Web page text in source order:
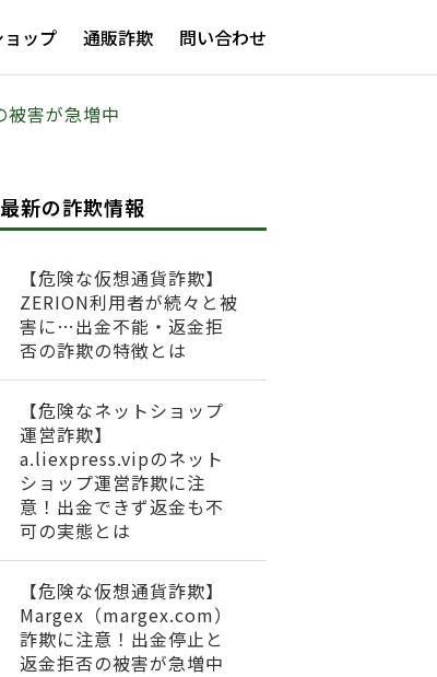
ョップ 通販詐欺 問い合わせ
害が急増中
最新の詐欺情報
【危険な仮想通貨詐欺】
ZERION利用者が続々と被
害に…出金不能・返金拒
否の詐欺の特徴とは
【危険なネットショップ
運営詐欺】
a.liexpress.vipのネット
ショップ運営詐欺に注
意！出金できず返金も不
可の実態とは
【危険な仮想通貨詐欺】
Margex（margex.com）
詐欺に注意！出金停止と
返金拒否の被害が急増中